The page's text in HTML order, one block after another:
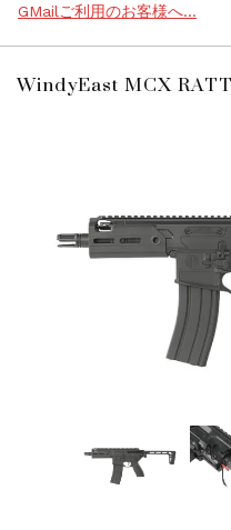
GMailご利用のお客様へ...
お知らせ
2026.8.4
GMailご利用のお客様へ...
お知らせ
2025.8.28
ちょっと面白い電動416修理...
WindyEast MCX